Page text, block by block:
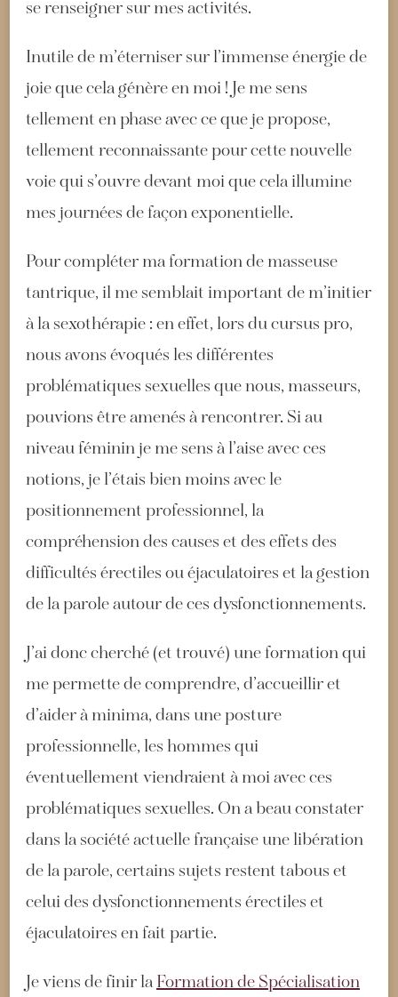
se renseigner sur mes activités.
Inutile de m’éterniser sur l’immense énergie de
joie que cela génère en moi ! Je me sens
tellement en phase avec ce que je propose,
tellement reconnaissante pour cette nouvelle
voie qui s’ouvre devant moi que cela illumine
mes journées de façon exponentielle.
Pour compléter ma formation de masseuse
tantrique, il me semblait important de m’initier
à la sexothérapie : en effet, lors du cursus pro,
nous avons évoqués les différentes
problématiques sexuelles que nous, masseurs,
pouvions être amenés à rencontrer. Si au
niveau féminin je me sens à l’aise avec ces
notions, je l’étais bien moins avec le
positionnement professionnel, la
compréhension des causes et des effets des
difficultés érectiles ou éjaculatoires et la gestion
de la parole autour de ces dysfonctionnements.
J’ai donc cherché (et trouvé) une formation qui
me permette de comprendre, d’accueillir et
d’aider à minima, dans une posture
professionnelle, les hommes qui
éventuellement viendraient à moi avec ces
problématiques sexuelles. On a beau constater
dans la société actuelle française une libération
de la parole, certains sujets restent tabous et
celui des dysfonctionnements érectiles et
éjaculatoires en fait partie.
Je viens de finir la Formation de Spécialisation